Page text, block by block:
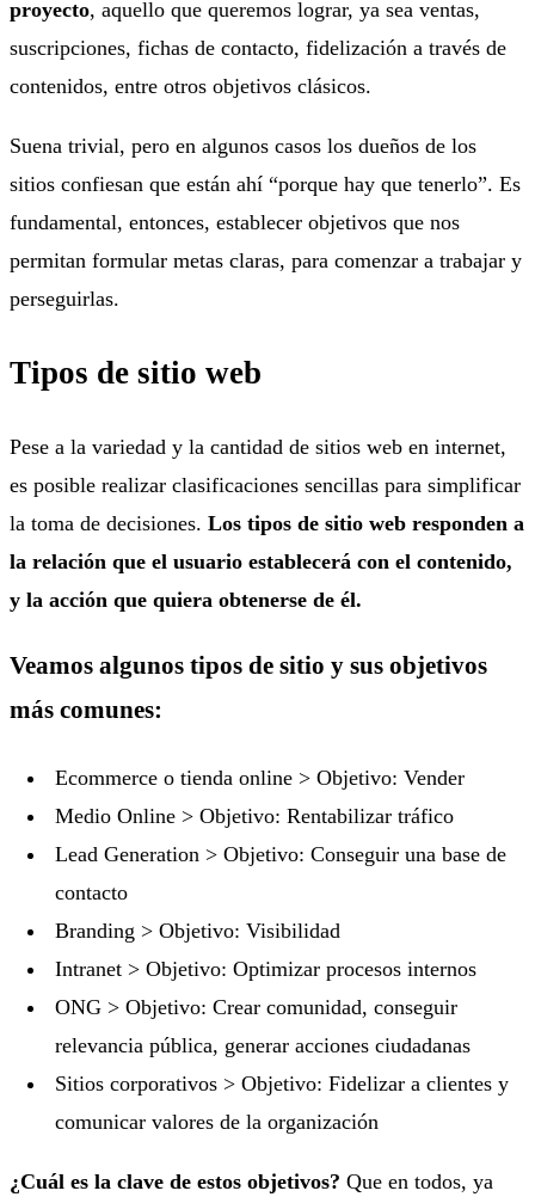
proyecto, aquello que queremos lograr, ya sea ventas,
suscripciones, fichas de contacto, fidelización a través de
contenidos, entre otros objetivos clásicos.
Suena trivial, pero en algunos casos los dueños de los
sitios confiesan que están ahí “porque hay que tenerlo”. Es
fundamental, entonces, establecer objetivos que nos
permitan formular metas claras, para comenzar a trabajar y
perseguirlas.
Tipos de sitio web
Pese a la variedad y la cantidad de sitios web en internet,
es posible realizar clasificaciones sencillas para simplificar
la toma de decisiones. Los tipos de sitio web responden a
la relación que el usuario establecerá con el contenido,
y la acción que quiera obtenerse de él.
Veamos algunos tipos de sitio y sus objetivos
más comunes:
Ecommerce o tienda online > Objetivo: Vender
Medio Online > Objetivo: Rentabilizar tráfico
Lead Generation > Objetivo: Conseguir una base de
contacto
Branding > Objetivo: Visibilidad
Intranet > Objetivo: Optimizar procesos internos
ONG > Objetivo: Crear comunidad, conseguir
relevancia pública, generar acciones ciudadanas
Sitios corporativos > Objetivo: Fidelizar a clientes y
comunicar valores de la organización
¿Cuál es la clave de estos objetivos? Que en todos, ya